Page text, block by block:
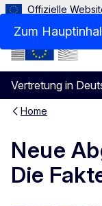
Zum
Offizielle
Vertretung in
Menu
Home
Neue
Die